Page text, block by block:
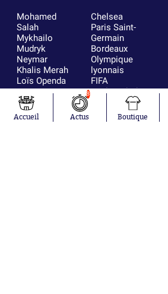
Mohamed
Salah
Mykhailo
Mudryk
Neymar
Khalis Merah
Loïs Openda
Moussa
Niakhaté
Nicolás
Tagliafico
Chelsea
Paris Saint-
Germain
Bordeaux
Olympique
lyonnais
FIFA
Real Madrid
RC Strasbourg
AC Milan
France
Accueil
8
Actus Boutique